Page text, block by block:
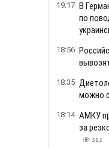
19:17 В
по
18:56
18:35
можно
18:14 АМКУ
за
312